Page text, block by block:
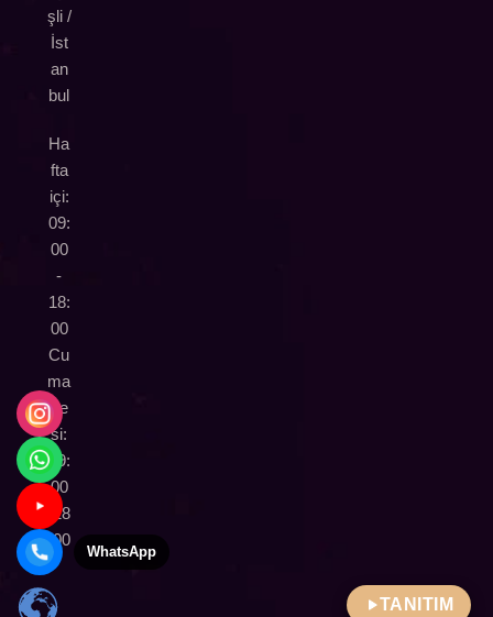
şli /
İst
an
bul
Ha
fta
içi:
09:
00
-
18:
00
Cu
ma
rte
si:
09:
00
-18
:00
WhatsApp
TANITIM